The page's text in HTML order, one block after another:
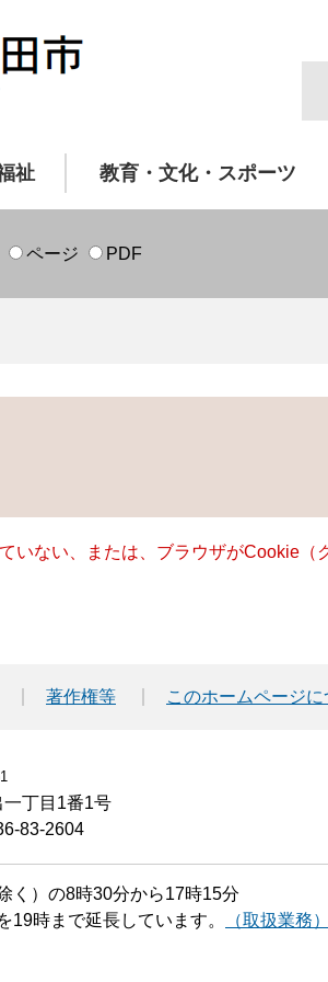
祉 教育・文化・スポーツ
ページ PDF
いない、または、ブラウザがCookie
著作権等 このホームページに
丁目1番1号
83-2604
く）の8時30分から17時15分
時まで延長しています。
（取扱業務）